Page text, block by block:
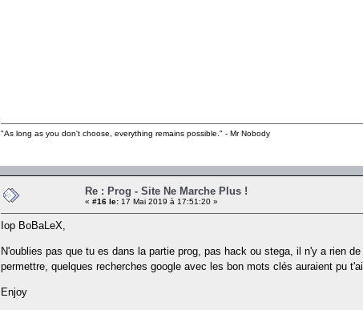
"As long as you don't choose, everything remains possible." - Mr Nobody
Re : Prog - Site Ne Marche Plus !
« #16 le: 17 Mai 2019 à 17:51:20 »
Iop BoBaLeX,
N'oublies pas que tu es dans la partie prog, pas hack ou stega, il n'y a rien
permettre, quelques recherches google avec les bon mots clés auraient pu
Enjoy